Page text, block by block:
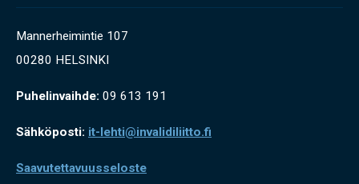
Mannerheimintie 107
00280 HELSINKI
Puhelinvaihde: 09 613 191
Sähköposti: it-lehti@invalidiliitto.fi
Saavutettavuusseloste